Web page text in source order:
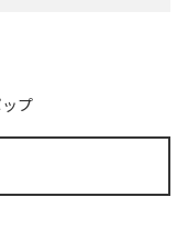
プ